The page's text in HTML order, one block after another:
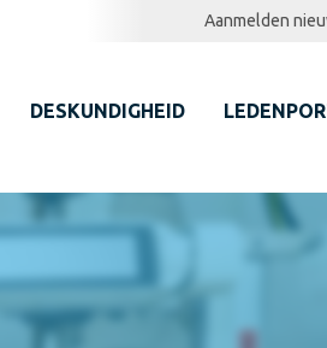
DESKUNDIGHEID
Aanmelden